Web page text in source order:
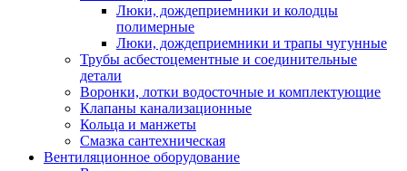
Люки, дождеприемники и колодцы
полимерные
Люки, дождеприемники и трапы чугунные
Трубы асбестоцементные и соединительные
детали
Воронки, лотки водосточные и комплектующие
Клапаны канализационные
Кольца и манжеты
Смазка сантехническая
Вентиляционное оборудование